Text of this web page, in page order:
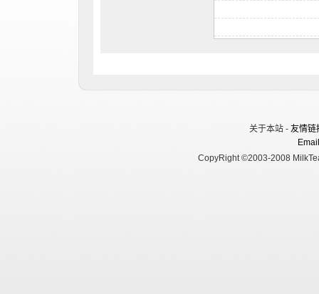
关于本站 - 友情链
CopyRight ©2003-2008